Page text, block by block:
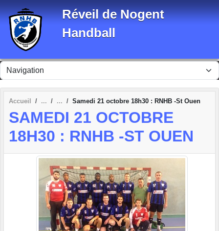
Réveil de Nogent
Handball
Accueil Samedi 21 octobre 18h30 : RNHB -St Ouen
SAMEDI 21 OCTOBRE
18H30 : RNHB -ST OUEN